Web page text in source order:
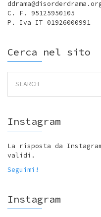
C. F. 95125950105
P. Iva IT 01926000991
Cerca nel sito
for:
Instagram
La risposta da
validi.
Seguimi!
Instagram